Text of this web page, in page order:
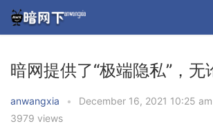
暗网提供了“极端隐私”，无
anwangxia • December 16, 2021 10:25 am
3979 views